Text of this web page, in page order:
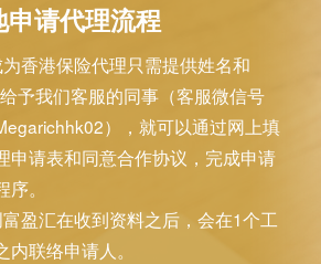
申请代理流程
香港保险代理只需提供姓名和
予我们客服的同事（客服微信号
），就可以通过网上填
申请表和同意合作协议，完成申请
。
盈汇在收到资料之后，会在1个工
内联络申请人。